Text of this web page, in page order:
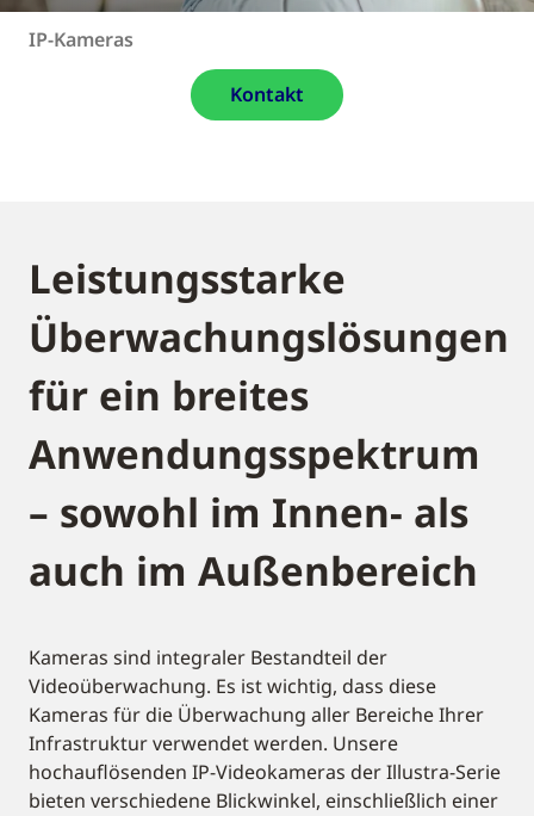
IP-Kameras
Kontakt
Leistungsstarke
Überwachungslösungen
für ein breites
Anwendungsspektrum
– sowohl im Innen- als
auch im Außenbereich
Kameras sind integraler Bestandteil der
Videoüberwachung. Es ist wichtig, dass diese
Kameras für die Überwachung aller Bereiche Ihrer
Infrastruktur verwendet werden. Unsere
hochauflösenden IP-Videokameras der Illustra-Serie
bieten verschiedene Blickwinkel, einschließlich einer